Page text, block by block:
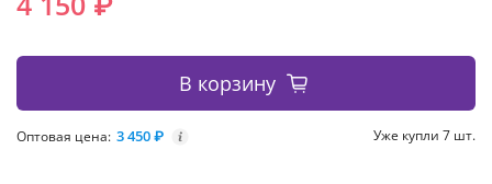
В корзину
Оптовая цена: 3 450 ₽ i Уже купли 7 шт.